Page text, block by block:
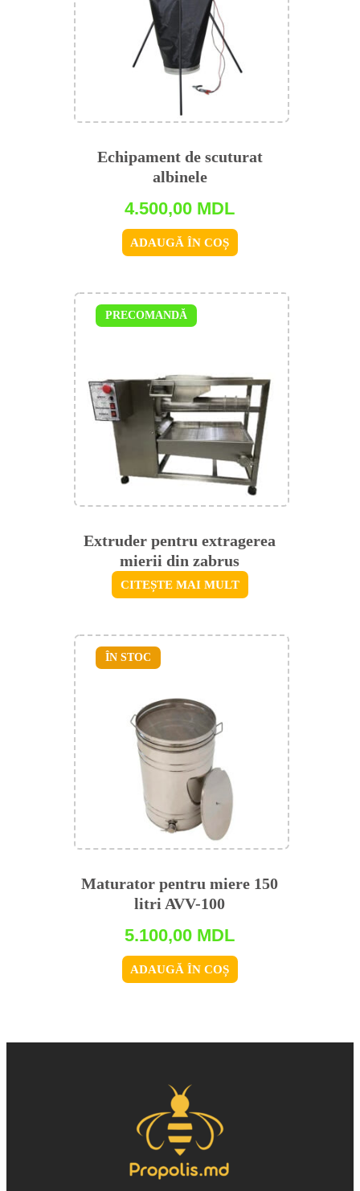
Echipament de scuturat
albinele
4.500,00 MDL
ADAUGĂ ÎN COȘ
Extruder pentru extragerea
mierii din zabrus
CITEȘTE MAI MULT
PRECOMANDĂ
Maturator pentru miere 150
litri AVV-100
5.100,00 MDL
ADAUGĂ ÎN COȘ
ÎN STOC